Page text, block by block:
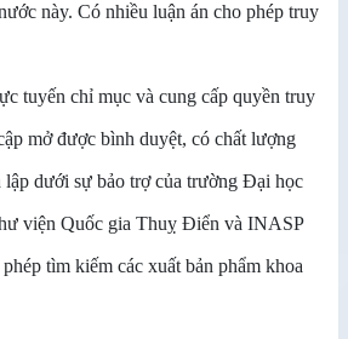
này. Có nhiều luận án cho phép truy
tuyến chỉ mục và cung cấp quyền truy
mở được bình duyệt, có chất lượng
dưới sự bảo trợ của trường Đại học
viện Quốc gia Thuỵ Điển và INASP
tìm kiếm các xuất bản phẩm khoa